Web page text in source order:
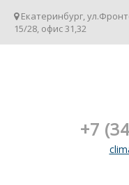
Екатеринбург,
15/28, офис 31,32
+7